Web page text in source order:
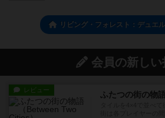
リビング・フォレスト：デュエ
会員の新しい
レビュー ふたつの街の物語